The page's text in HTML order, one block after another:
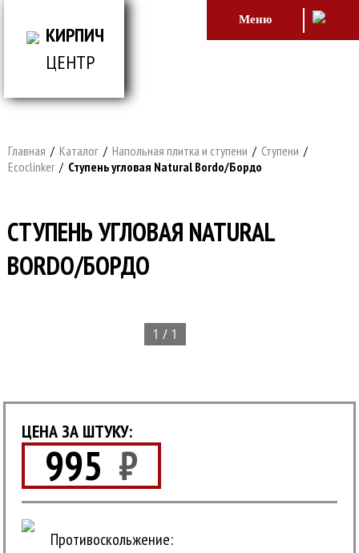
КИРПИЧ
ЦЕНТР
Меню
Главная / Каталог / Напольная плитка и ступени / Ступени /
Ecoclinker / Ступень угловая Natural Bordo/Бордо
СТУПЕНЬ УГЛОВАЯ NATURAL
BORDO/БОРДО
1 / 1
ЦЕНА ЗА ШТУКУ:
995 ₽
Противоскольжение: